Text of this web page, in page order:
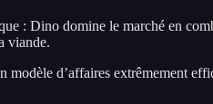
: Dino domine le marché en
viande.
modèle d’affaires extrêmement